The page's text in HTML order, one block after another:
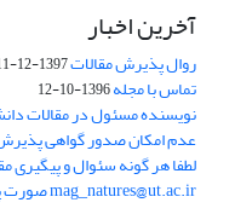
آخرین اخبار
روال پذیرش مقالات1397-12-11
تماس با مجله1396-10-12
نویسنده مسئول در مقالات
عدم امکان صدور گواهی
لطفا هر گونه سئوال و پیگیری
mag_natures@ut.ac.ir صورت پذیرد.